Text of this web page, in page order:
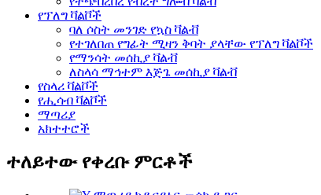
የፕለግ ቫልቮች
ባለ ሶስት መንገድ የኳስ ቫልቭ
የተገለበጠ የግፊት ሚዛን ቅባት ያላቸው የፕለግ ቫልቮች
የማንሳት መሰኪያ ቫልቭ
ለስላሳ ማኅተም እጅጌ መሰኪያ ቫልቭ
የስላሪ ቫልቮች
የሒሳብ ቫልቮች
ማጣሪያ
አክተተሮች
ተለይተው የቀረቡ ምርቶች